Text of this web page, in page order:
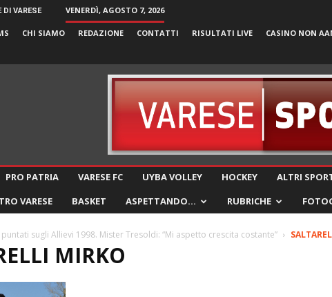
DI VARESE VENERDÌ, AGOSTO 7, 2026
CHI SIAMO REDAZIONE CONTATTI RISULTATI LIVE CASINO NON
PRO PATRIA VARESE FC UYBA VOLLEY HOCKEY ALTRI
VARESE
BASKET ASPETTANDO… RUBRICHE
sugli Allievi 1998. Mister Tresoldi: “Mi aspetto crescita costante”
MIRKO